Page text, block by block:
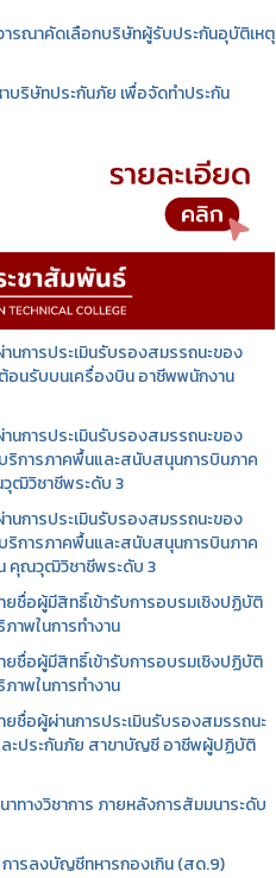
รณาคัดเลือกบริษัทผู้รับประกันอุบัติเหตุ
บริษัทประกันภัย เพื่อจัดทำประกัน
นการประเมินรับรองสมรรถนะของ
อนรับบนเครื่องบิน อาชีพพนักงาน
นการประเมินรับรองสมรรถนะของ
ริการภาคพื้นและสนับสนุนการบินภาค
ฒิวิชาชีพระดับ 3
นการประเมินรับรองสมรรถนะของ
ริการภาคพื้นและสนับสนุนการบินภาค
คุณวุฒิวิชาชีพระดับ 3
ยชื่อผู้มีสิทธิ์เข้ารับการอบรมเชิงปฏิบัติ
าพในการทำงาน
ยชื่อผู้มีสิทธิ์เข้ารับการอบรมเชิงปฏิบัติ
าพในการทำงาน
ยชื่อผู้ผ่านการประเมินรับรองสมรรถนะ
ะประกันภัย สาขาบัญชี อาชีพผู้ปฏิบัติ
าทางวิชาการ ภายหลังการสัมมนาระดับ
การลงบัญชีทหารกองเกิน (สด.9)